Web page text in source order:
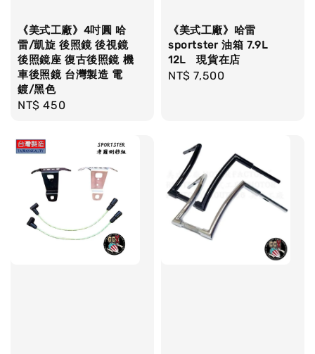
《美式工廠》4吋圓 哈
雷/凱旋 後照鏡 後視鏡
後照鏡座 復古後照鏡 機
車後照鏡 台灣製造 電
鍍/黑色
Regular
NT$ 450
《美式工廠》哈雷
sportster 油箱 7.9L
12L 現貨在店
Regular
NT$ 7,500